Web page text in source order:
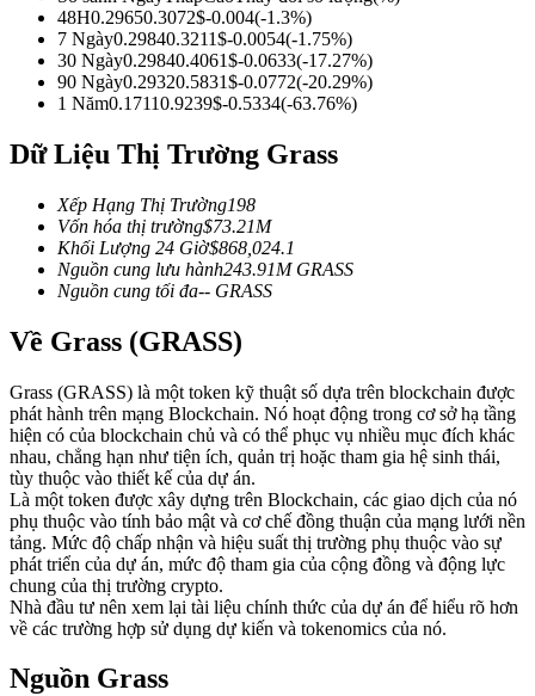
USDC Futures vĩnh cửu
Sao chép Giao dịch
Tham gia cùng các nhà giao dịch hàng đầu
48H0.29650.3072$-0.004(-1.3%)
7 Ngày0.29840.3211$-0.0054(-1.75%)
30 Ngày0.29840.4061$-0.0633(-17.27%)
90 Ngày0.29320.5831$-0.0772(-20.29%)
1 Năm0.17110.9239$-0.5334(-63.76%)
Dữ Liệu Thị Trường Grass
Xếp Hạng Thị Trường198
Vốn hóa thị trường$73.21M
Khối Lượng 24 Giờ$868,024.1
Nguồn cung lưu hành243.91M GRASS
Nguồn cung tối đa-- GRASS
Về Grass (GRASS)
Grass (GRASS) là một token kỹ thuật số dựa trên blockchain được
phát hành trên mạng Blockchain. Nó hoạt động trong cơ sở hạ tầng
hiện có của blockchain chủ và có thể phục vụ nhiều mục đích khác
nhau, chẳng hạn như tiện ích, quản trị hoặc tham gia hệ sinh thái,
tùy thuộc vào thiết kế của dự án.
Là một token được xây dựng trên Blockchain, các giao dịch của nó
phụ thuộc vào tính bảo mật và cơ chế đồng thuận của mạng lưới nền
tảng. Mức độ chấp nhận và hiệu suất thị trường phụ thuộc vào sự
phát triển của dự án, mức độ tham gia của cộng đồng và động lực
chung của thị trường crypto.
Nhà đầu tư nên xem lại tài liệu chính thức của dự án để hiểu rõ hơn
về các trường hợp sử dụng dự kiến và tokenomics của nó.
Nguồn Grass